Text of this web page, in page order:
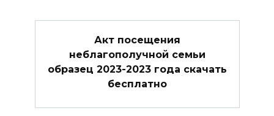
Акт посещения
неблагополучной семьи
образец 2023-2023 года скачать
бесплатно